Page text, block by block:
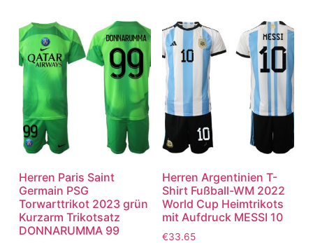
Herren Paris Saint
Germain PSG
Torwarttrikot 2023 grün
Kurzarm Trikotsatz
DONNARUMMA 99
Herren Argentinien T-
Shirt Fußball-WM 2022
World Cup Heimtrikots
mit Aufdruck MESSI 10
€33.65